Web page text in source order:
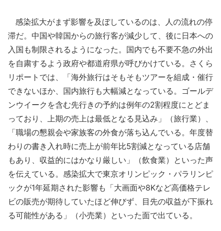
感染拡大がまず影響を及ぼしているのは、人の流れの停
滞だ。中国や韓国からの旅行客が減少して、後に日本への
入国も制限されるようになった。国内でも不要不急の外出
を自粛するよう政府や都道府県が呼びかけている。さくら
リポートでは、「海外旅行はそもそもツアーを組成・催行
できないほか、国内旅行も大幅減となっている。ゴールデ
ンウイークを含む先行きの予約は例年の2割程度にとどま
っており、上期の売上は最低となる見込み」（旅行業）、
「職場の懇親会や家族客の外食が落ち込んでいる。年度替
わりの書き入れ時に売上が前年比5割減となっている店舗
もあり、収益的にはかなり厳しい」（飲食業）といった声
を伝えている。感染拡大で東京オリンピック・パラリンピ
ックが1年延期された影響も「大画面や8Kなど高価格テレ
ビの販売が期待していたほど伸びず、目先の収益が下振れ
る可能性がある」（小売業）といった面で出ている。